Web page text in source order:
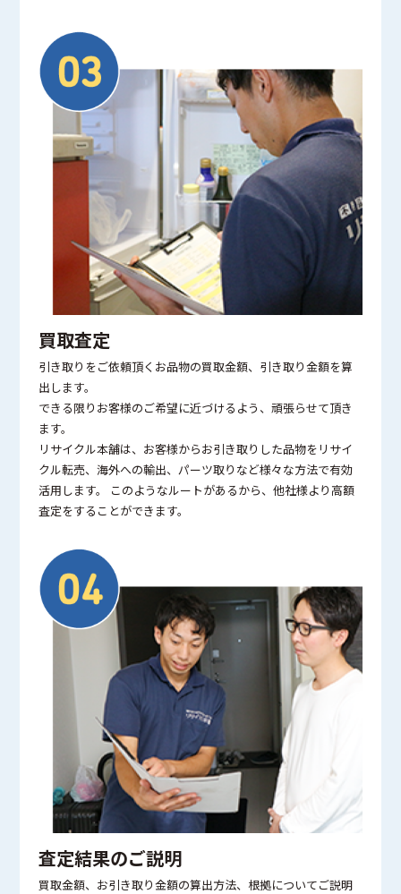
買取査定
引き取りをご依頼頂くお品物の買取金額、引き取り金額を算
出します。
できる限りお客様のご希望に近づけるよう、頑張らせて頂き
ます。
リサイクル本舗は、お客様からお引き取りした品物をリサイ
クル転売、海外への輸出、パーツ取りなど様々な方法で有効
活用します。 このようなルートがあるから、他社様より高額
査定をすることができます。
査定結果のご説明
買取金額、お引き取り金額の算出方法、根拠についてご説明